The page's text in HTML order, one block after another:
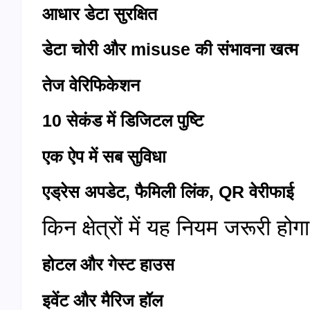
आधार डेटा सुरक्षित
डेटा चोरी और misuseकी संभावना खत्म
तेज वेरिफिकेशन
10सेकंड में डिजिटल पुष्टि
एक ऐप में सब सुविधा
एड्रेस अपडेट,फैमिली लिंक, QRवेरीफाई
किन क्षेत्रों में यह नियम जरूरी
होटल और गेस्ट हाउस
इवेंट और मैरिज हॉल